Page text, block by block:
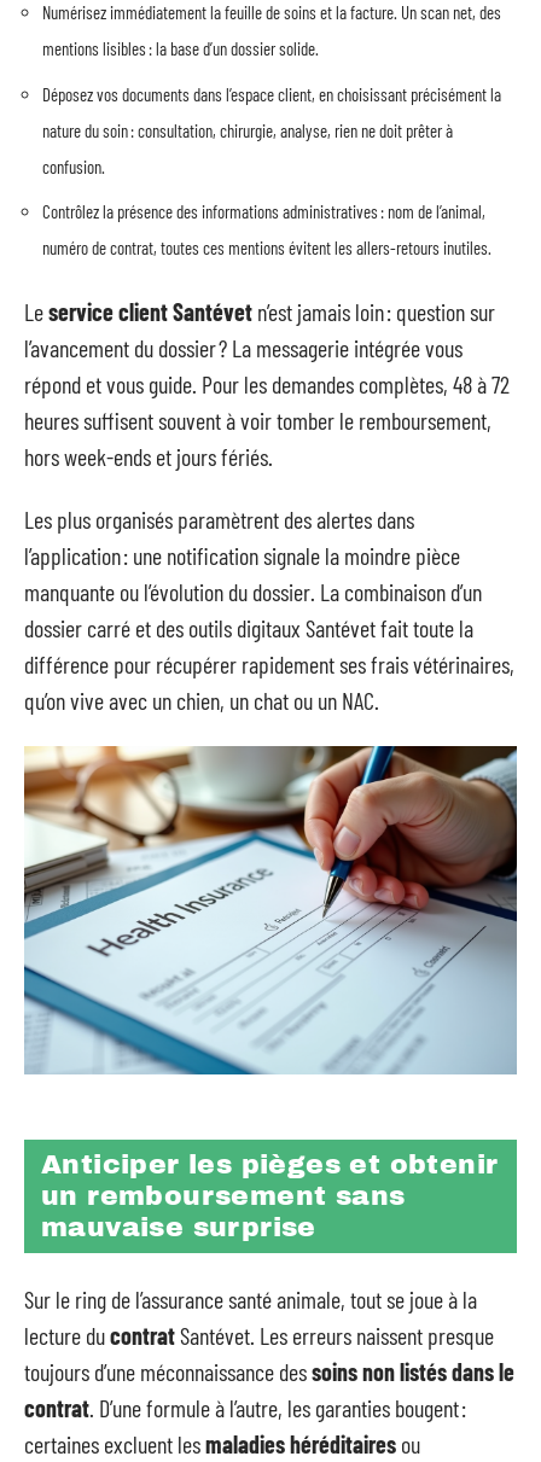
Numérisez immédiatement la feuille de soins et la facture. Un scan net, des
mentions lisibles : la base d’un dossier solide.
Déposez vos documents dans l’espace client, en choisissant précisément la
nature du soin : consultation, chirurgie, analyse, rien ne doit prêter à
confusion.
Contrôlez la présence des informations administratives : nom de l’animal,
numéro de contrat, toutes ces mentions évitent les allers-retours inutiles.
Leservice client Santévet n’est jamais loin : question sur
l’avancement du dossier ? La messagerie intégrée vous
répond et vous guide. Pour les demandes complètes, 48 à 72
heures suffisent souvent à voir tomber le remboursement,
hors week-ends et jours fériés.
Les plus organisés paramètrent des alertes dans
l’application : une notification signale la moindre pièce
manquante ou l’évolution du dossier. La combinaison d’un
dossier carré et des outils digitaux Santévet fait toute la
différence pour récupérer rapidement ses frais vétérinaires,
qu’on vive avec un chien, un chat ou un NAC.
Anticiper les pièges et obtenir
un remboursement sans
mauvaise surprise
Sur le ring de l’assurance santé animale, tout se joue à la
lecture ducontratSantévet. Les erreurs naissent presque
toujours d’une méconnaissance dessoins non listés dans le
contrat . D’une formule à l’autre, les garanties bougent :
certaines excluent lesmaladies héréditaires ou